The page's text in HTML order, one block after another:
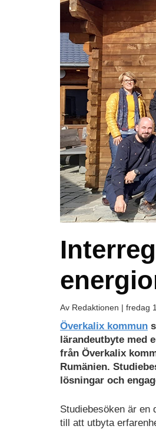
Av Redaktionen | fredag
Överkalix kommun
lärandeutbyte med
från Överkalix
Rumänien.
lösningar och
Studiebesöken är en
till att utbyta